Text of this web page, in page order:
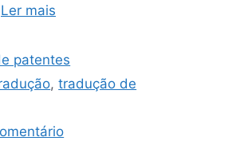
Ler mais
patentes
,tradução de